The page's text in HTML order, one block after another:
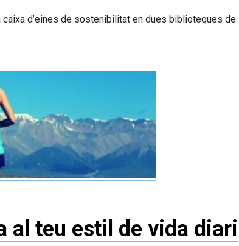
d’eines de sostenibilitat en dues biblioteques de
al teu estil de vida diari